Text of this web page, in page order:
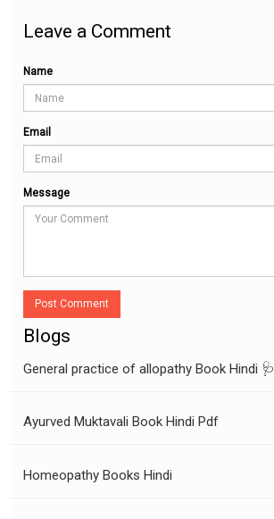
Leave a Comment
Name
Email
Message
Post Comment
Blogs
General practice of allopathy Book Hindi 🩺
Ayurved Muktavali Book Hindi Pdf
Homeopathy Books Hindi